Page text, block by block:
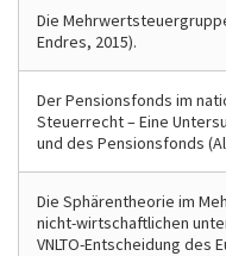
Die
Endres, 2015).
Der Pensionsfonds im
Steuerrecht – Eine
und des Pensionsfonds
Die Sphärentheorie im
nicht-wirtschaftlichen
VNLTO-Entscheidung des